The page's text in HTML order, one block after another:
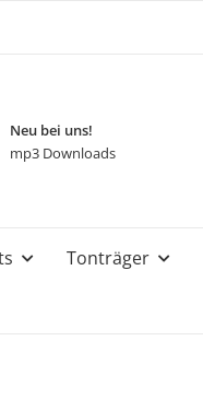
Neu bei uns!
mp3 Downloads
Tonträger